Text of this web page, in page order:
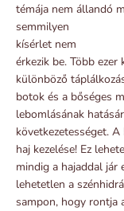
témája nem állandó
semmilyen
kísérlet nem
érkezik be. Több
különböző
botok és a bőséges
lebomlásának
következetességet.
haj kezelése! Ez
mindig a hajaddal jár
lehetetlen a
sampon, hogy rontja